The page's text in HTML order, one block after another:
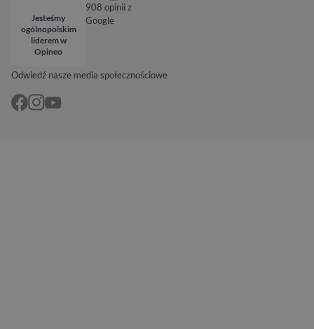
Odwiedź nasze media społecznościowe
Jesteśmy
ogólnopolskim
liderem w
Opineo
908 opinii z
Google